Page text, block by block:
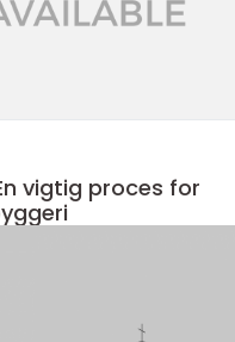
vigtig proces for